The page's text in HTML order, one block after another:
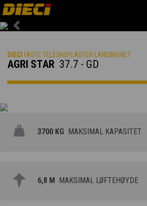
Previous
DIECI FASTE TELESKOPLASTER LANDBRUKET
AGRI STAR 37.7 - GD
3700 KG MAKSIMAL KAPASITET
6,8 M MAKSIMAL LØFTEHØYDE